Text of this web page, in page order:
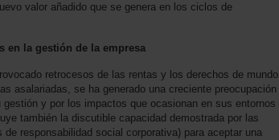
valor añadido que se genera en los ciclos de
en la gestión de la empresa
retrocesos de las rentas y los derechos de mundo
asalariadas, se ha generado una creciente preocupación
y por los impactos que ocasionan en sus entornos
también la discutible capacidad demostrada por las
responsabilidad social corporativa) para aceptar una